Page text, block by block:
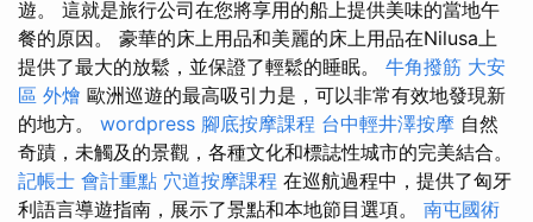
遊。 這就是旅行公司在您將享用的船上提供美味的當地午
餐的原因。 豪華的床上用品和美麗的床上用品在Nilusa上
提供了最大的放鬆，並保證了輕鬆的睡眠。 牛角撥筋 大安
區 外燴 歐洲巡遊的最高吸引力是，可以非常有效地發現新
的地方。 wordpress 腳底按摩課程 台中輕井澤按摩 自然
奇蹟，未觸及的景觀，各種文化和標誌性城市的完美結合。
記帳士 會計重點 穴道按摩課程 在巡航過程中，提供了匈牙
利語言導遊指南，展示了景點和本地節目選項。 南屯國術